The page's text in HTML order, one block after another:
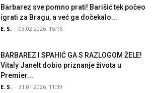
Barbarez sve pomno prati! Barišić tek počeo
igrati za Bragu, a već ga dočekalo...
E. S. - 03.02.2026. 15:16
BARBAREZ I SPAHIĆ GA S RAZLOGOM ŽELE!
Vitaly Janelt dobio priznanje života u
Premier...
E. S. - 31.01.2026. 11:39